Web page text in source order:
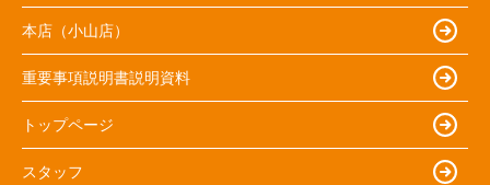
本店（小山店）
重要事項説明書説明資料
トップページ
スタッフ